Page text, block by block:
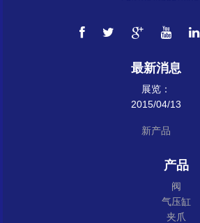
最新消息
展览：
2015/04/13
新产品
产品
阀
气压缸
夹爪